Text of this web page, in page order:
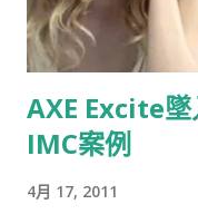
AXE Excite
IMC案例
4月 17, 2011